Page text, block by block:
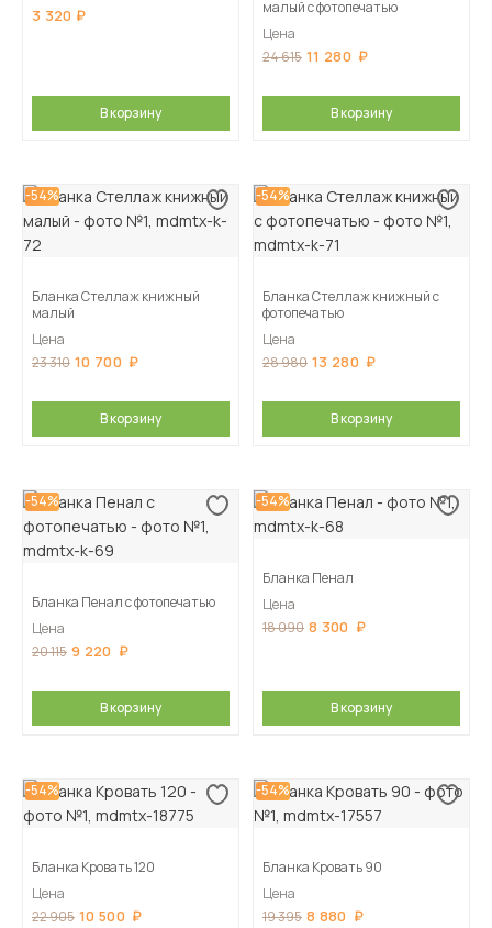
3 320
В корзину
малый с фотопечатью
Цена
24 615 11 280
В корзину
-54%
Бланка Стеллаж книжный
малый
Цена
23 310 10 700
В корзину
-54%
Бланка Стеллаж книжный с
фотопечатью
Цена
28 980 13 280
В корзину
-54%
Бланка Пенал с фотопечатью
Цена
20 115 9 220
В корзину
-54%
Бланка Пенал
Цена
18 090 8 300
В корзину
-54%
Бланка Кровать 120
Цена
22 905 10 500
-54%
Бланка Кровать 90
Цена
19 395 8 880